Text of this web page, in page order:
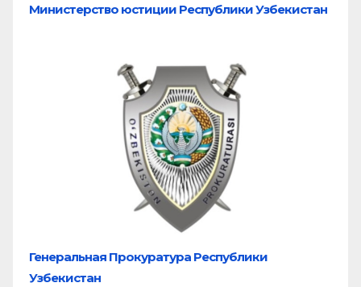
Министерство юстиции Республики Узбекистан
Генеральная Прокуратура Республики
Узбекистан